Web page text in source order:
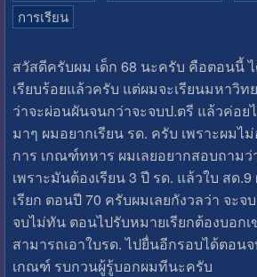
การเรียน
สวัสดีครับผม เด็ก 68 นะครับ คือตอนนี้
เรียบร้อยแล้วครับ แต่ผมจะเรียนมหาวิ
ว่าจะผ่อนผันจนกว่าจะจบป.ตรี แล้วค่อ
มาๆ ผมอยากเรียน รด. ครับ เพราะผมไ
การ เกณฑ์ทหาร ผมเลยอยากสอบถาม
เพราะมันต้องเรียน 3 ปี รด. แล้วใบ สด
เรียก ตอนปี 70 ครับผมเลยกังวลว่า จะ
จบไม่ทัน ตอนไปรับหมายเรียกต้องบอกเ
สามารถเอาใบรด. ไปยื่นอีกรอบได้ตอน
เกณฑ์ รบกวนผู้รู้บอกผมทีนะครับ